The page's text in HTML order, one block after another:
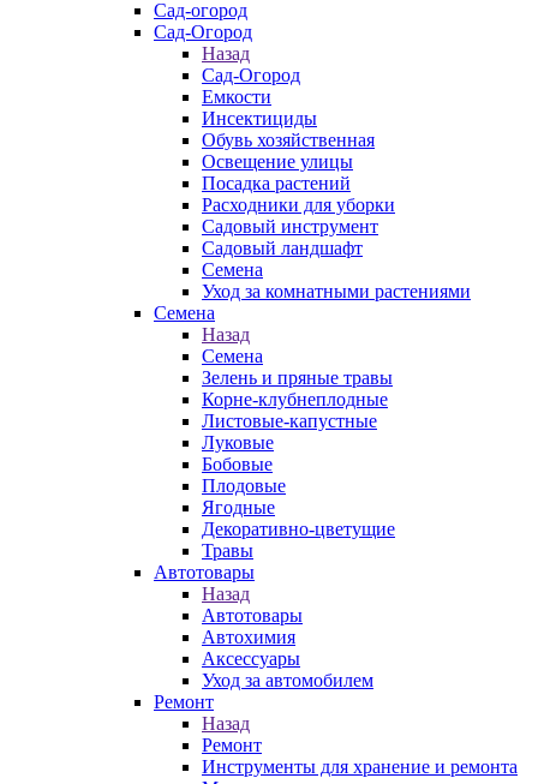
Сад-огород
Сад-Огород
Назад
Сад-Огород
Емкости
Инсектициды
Обувь хозяйственная
Освещение улицы
Посадка растений
Расходники для уборки
Садовый инструмент
Садовый ландшафт
Семена
Уход за комнатными растениями
Семена
Назад
Семена
Зелень и пряные травы
Корне-клубнеплодные
Листовые-капустные
Луковые
Бобовые
Плодовые
Ягодные
Декоративно-цветущие
Травы
Автотовары
Назад
Автотовары
Автохимия
Аксессуары
Уход за автомобилем
Ремонт
Назад
Ремонт
Инструменты для хранение и ремонта